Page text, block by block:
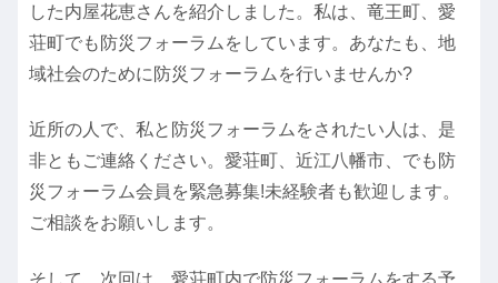
した内屋花恵さんを紹介しました。私は、竜王町、愛
荘町でも防災フォーラムをしています。あなたも、地
域社会のために防災フォーラムを行いませんか?
近所の人で、私と防災フォーラムをされたい人は、是
非ともご連絡ください。愛荘町、近江八幡市、でも防
災フォーラム会員を緊急募集!未経験者も歓迎します。
ご相談をお願いします。
そして、次回は、愛荘町内で防災フォーラムをする予